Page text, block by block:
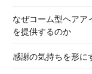
なぜコーム型ヘアア
を提供するのか
感謝の気持ちを形に